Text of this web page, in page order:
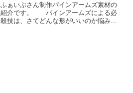
ふぁいぶさん制作パインアームズ素材の
紹介です。 パインアームズによる必
殺技は、さてどんな形がいいのか悩みど